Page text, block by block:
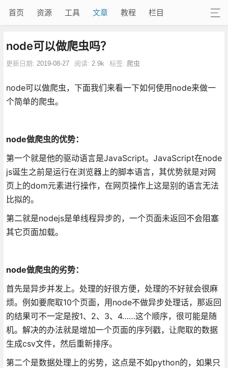
首页 资源 工具 文章 教程 栏目
node可以做爬虫吗？
更新日期: 2019-08-27 阅读: 2.9k 标签: 爬虫
node可以做爬虫，下面我们来看一下如何使用node来做一
个简单的爬虫。
node做爬虫的优势：
第一个就是他的驱动语言是JavaScript。JavaScript在node
js诞生之前是运行在浏览器上的脚本语言，其优势就是对网
页上的dom元素进行操作，在网页操作上这是别的语言无法
比拟的。
第二就是nodejs是单线程异步的，一个页面未返回不会阻塞
其它页面加载。
node做爬虫的劣势：
首先是异步并发上。处理的好很方便，处理的不好就会很麻
烦。例如要爬取10个页面，用node不做异步处理话，那返回
的结果可不一定是按1、2、3、4……这个顺序，很可能是随
机。解决的办法就是增加一个页面的序列戳，让爬取的数据
生成csv文件，然后重新排序。
第二个是数据处理上的劣势，这点是不如python的，如果只